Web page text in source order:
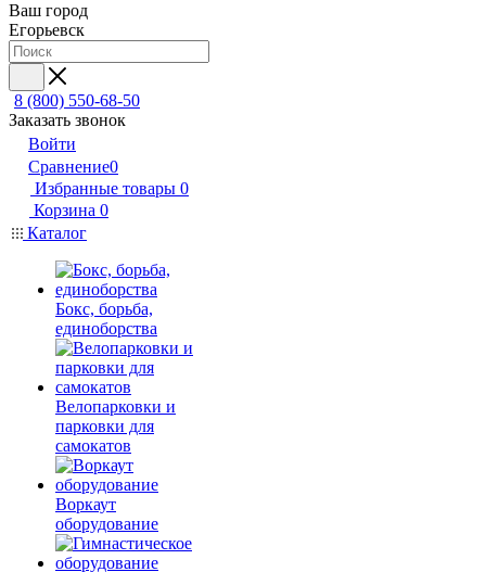
Ваш город
Егорьевск
8 (800) 550-68-50
Заказать звонок
Войти
Сравнение0
Избранные товары 0
Корзина 0
Каталог
Бокс, борьба,
единоборства
Велопарковки и
парковки для
самокатов
Воркаут
оборудование